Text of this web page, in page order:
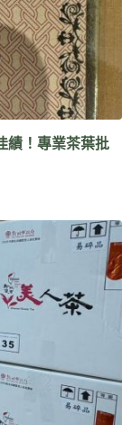
績！專業茶葉批